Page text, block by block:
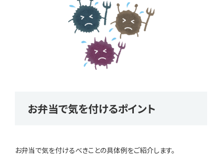
お弁当で気を付けるポイント
お弁当で気を付けるべきことの具体例をご紹介します。